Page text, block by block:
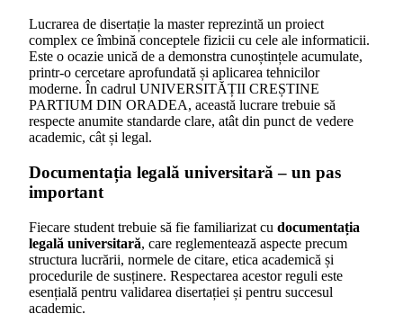
Lucrarea de disertație la master reprezintă un proiect
complex ce îmbină conceptele fizicii cu cele ale informaticii.
Este o ocazie unică de a demonstra cunoștințele acumulate,
printr-o cercetare aprofundată și aplicarea tehnicilor
moderne. În cadrul UNIVERSITĂȚII CREȘTINE
PARTIUM DIN ORADEA, această lucrare trebuie să
respecte anumite standarde clare, atât din punct de vedere
academic, cât și legal.
Documentația legală universitară – un pas
important
Fiecare student trebuie să fie familiarizat cu documentația
legală universitară, care reglementează aspecte precum
structura lucrării, normele de citare, etica academică și
procedurile de susținere. Respectarea acestor reguli este
esențială pentru validarea disertației și pentru succesul
academic.